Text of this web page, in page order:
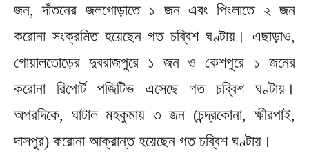
জন, দাঁতনের জলগোড়াতে ১ জন এবং পিংলাতে ২ জন
করোনা সংক্রমিত হয়েছেন গত চব্বিশ ঘণ্টায়। এছাড়াও,
গোয়ালতোড়ের দুবরাজপুরে ১ জন ও কেশপুরে ১ জনের
করোনা রিপোর্ট পজিটিভ এসেছে গত চব্বিশ ঘণ্টায়।
অপরদিকে, ঘাটাল মহকুমায় ৩ জন (চন্দ্রকোনা, ক্ষীরপাই,
দাসপুর) করোনা আক্রান্ত হয়েছেন গত চব্বিশ ঘণ্টায়।